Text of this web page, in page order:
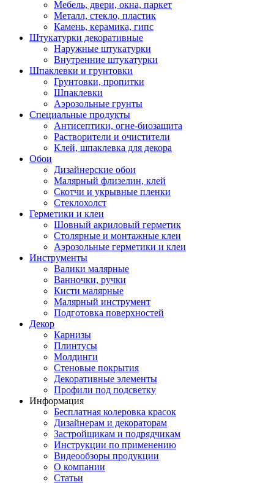
Мебель, двери, окна, паркет
Металл, стекло, пластик
Камень, керамика, гипс
Штукатурки декоративные
Наружные штукатурки
Внутренние штукатурки
Шпаклевки и грунтовки
Грунтовки, пропитки
Шпаклевки
Аэрозольные грунты
Специальные продукты
Антисептики, огне-биозащита
Растворители и очистители
Клей, шпаклевка для декора
Обои
Дизайнерские обои
Малярный флизелин, клей
Скотчи и укрывные пленки
Стеклохолст
Герметики и клеи
Шовный акриловый герметик
Столярные и монтажные клеи
Аэрозольные герметики и клеи
Инструменты
Валики малярные
Ванночки, ручки
Кисти малярные
Малярный инструмент
Подготовка поверхностей
Декор
Карнизы
Плинтусы
Молдинги
Стеновые покрытия
Декоративные элементы
Профили под подсветку
Информация
Бесплатная колеровка красок
Дизайнерам и декораторам
Застройщикам и подрядчикам
Инструкции по применению
Видеообзоры продукции
О компании
Статьи